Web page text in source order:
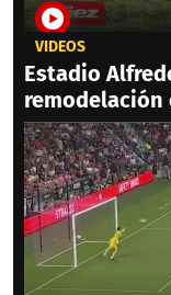
VIDEOS
Estadio
remodelación